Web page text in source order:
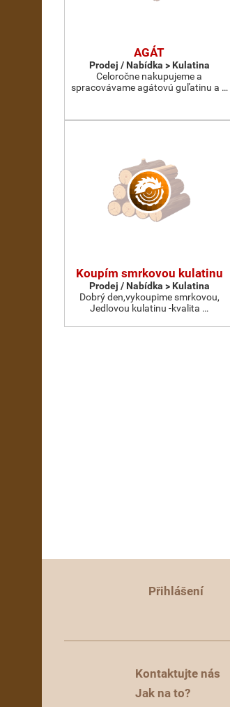
AGÁT
Prodej / Nabídka > Kulatina
Celoročne nakupujeme a
spracovávame agátovú guľatinu a …
Koupím smrkovou kulatinu
Prodej / Nabídka > Kulatina
Dobrý den,vykoupime smrkovou,
Jedlovou kulatinu -kvalita …
Přihlášení
Kontaktujte nás
Jak na to?